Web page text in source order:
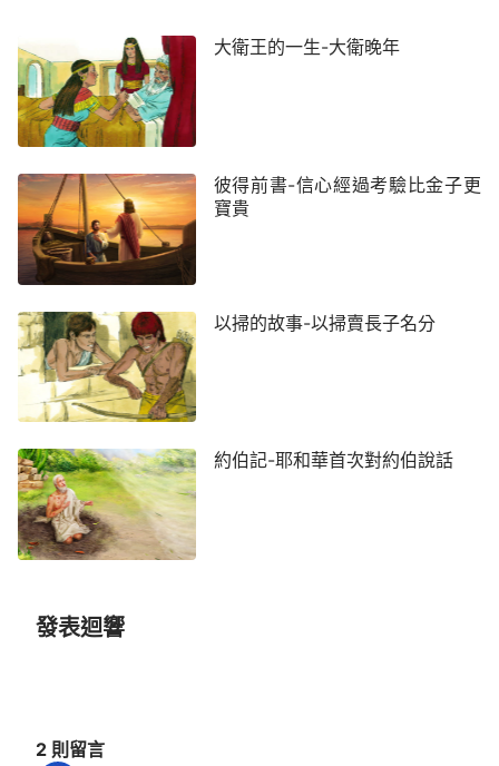
大衛王的一生-大衛晚年
彼得前書-信心經過考驗比金子更
寶貴
以掃的故事-以掃賣長子名分
約伯記-耶和華首次對約伯說話
發表迴響
2 則留言